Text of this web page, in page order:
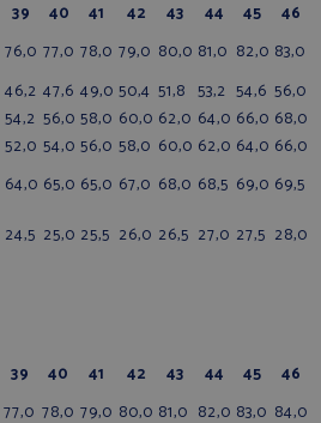
39 40 41 42 43 44 45
46
76,0 77,0 78,0 79,0 80,0 81,0 82,0 83,0
46,2 47,6 49,0 50,4 51,8 53,2 54,6 56,0
54,2 56,0 58,0 60,0 62,0 64,0 66,0 68,0
52,0 54,0 56,0 58,0 60,0 62,0 64,0 66,0
64,0 65,0 65,0 67,0 68,0 68,5 69,0 69,5
24,5 25,0 25,5 26,0 26,5 27,0 27,5 28,0
39 40 41 42 43 44 45
46
77,0 78,0 79,0 80,0 81,0 82,0 83,0 84,0